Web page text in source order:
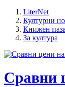
LiterNet
Културни
Книжен
За култура
Сравни